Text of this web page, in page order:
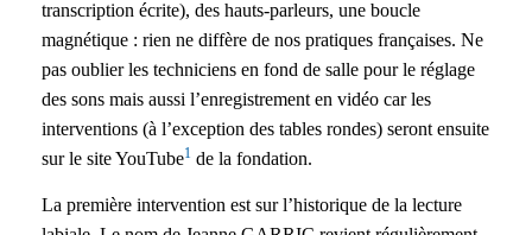
transcription écrite), des hauts-parleurs, une boucle
magnétique : rien ne diffère de nos pratiques françaises. Ne
pas oublier les techniciens en fond de salle pour le réglage
des sons mais aussi l’enregistrement en vidéo car les
interventions (à l’exception des tables rondes) seront ensuite
sur le site YouTube1 de la fondation.
La première intervention est sur l’historique de la lecture